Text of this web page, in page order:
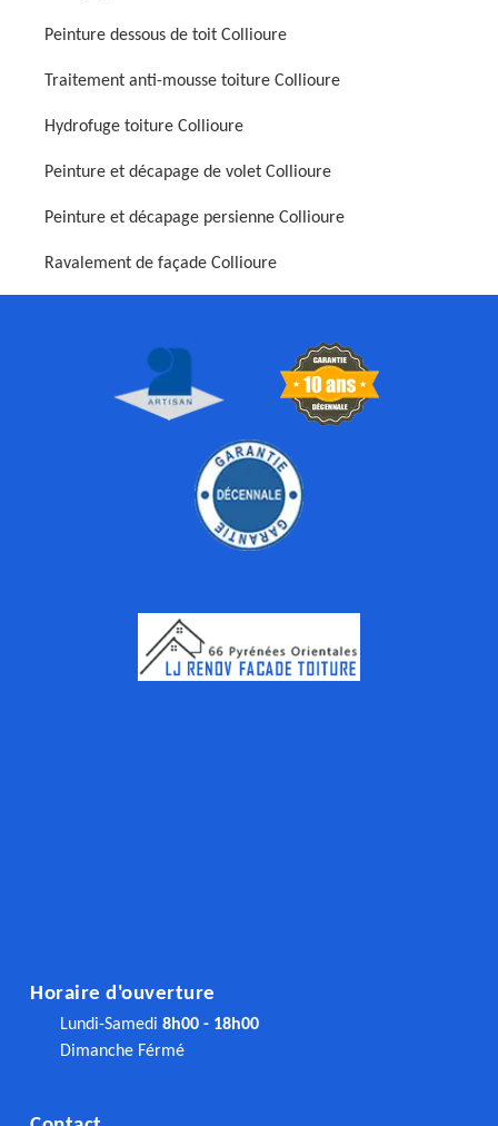
Peinture dessous de toit Collioure
Traitement anti-mousse toiture Collioure
Hydrofuge toiture Collioure
Peinture et décapage de volet Collioure
Peinture et décapage persienne Collioure
Ravalement de façade Collioure
Horaire d'ouverture
Lundi-Samedi 8h00 - 18h00
Dimanche Férmé